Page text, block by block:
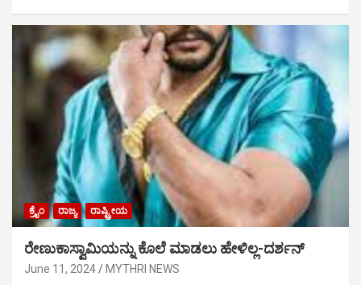
ಕ್ರೈಂ ರಾಜ್ಯ ರಾಷ್ಟ್ರೀಯ
ರೇಣುಕಾಸ್ವಾಮಿಯನ್ನು ಕೊಲೆ ಮಾಡಲು ಹೇಳಿಲ್ಲ-ದರ್ಶನ್
June 11, 2024 MYTHRI NEWS